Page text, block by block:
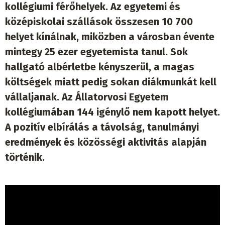
kollégiumi férőhelyek. Az egyetemi és
középiskolai szállások összesen 10 700
helyet kínálnak, miközben a városban évente
mintegy 25 ezer egyetemista tanul. Sok
hallgató albérletbe kényszerül, a magas
költségek miatt pedig sokan diákmunkát kell
vállaljanak. Az Állatorvosi Egyetem
kollégiumában 144 igénylő nem kapott helyet.
A pozitív elbírálás a távolság, tanulmányi
eredmények és közösségi aktivitás alapján
történik.